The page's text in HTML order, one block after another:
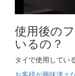
使用後の
いるの？
タイで使用してい
お客様が興味津々